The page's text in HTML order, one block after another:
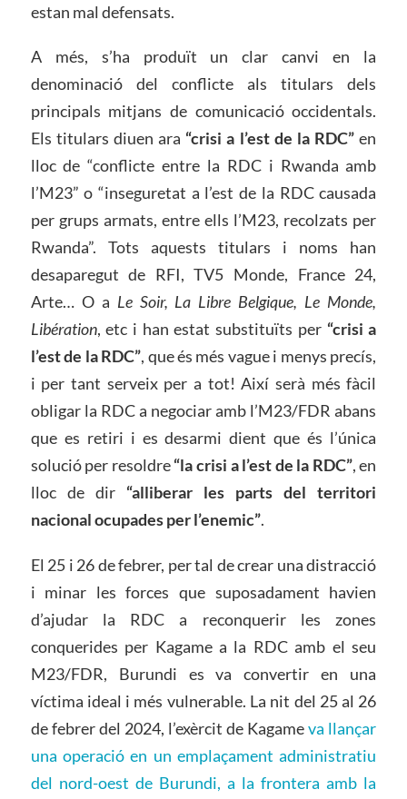
estan mal defensats.
A més, s’ha produït un clar canvi en la
denominació del conflicte als titulars dels
principals mitjans de comunicació occidentals.
Els titulars diuen ara “crisi a l’est de la RDC” en
lloc de “conflicte entre la RDC i Rwanda amb
l’M23” o “inseguretat a l’est de la RDC causada
per grups armats, entre ells l’M23, recolzats per
Rwanda”. Tots aquests titulars i noms han
desaparegut de RFI, TV5 Monde, France 24,
Arte… O a Le Soir, La Libre Belgique, Le Monde,
Libération, etc i han estat substituïts per “crisi a
l’est de la RDC”, que és més vague i menys precís,
i per tant serveix per a tot! Així serà més fàcil
obligar la RDC a negociar amb l’M23/FDR abans
que es retiri i es desarmi dient que és l’única
solució per resoldre“la crisi a l’est de la RDC”, en
lloc de dir “alliberar les parts del territori
nacional ocupades per l’enemic”.
El 25 i 26 de febrer, per tal de crear una distracció
i minar les forces que suposadament havien
d’ajudar la RDC a reconquerir les zones
conquerides per Kagame a la RDC amb el seu
M23/FDR, Burundi es va convertir en una
víctima ideal i més vulnerable. La nit del 25 al 26
de febrer del 2024, l’exèrcit de Kagameva llançar
una operació en un emplaçament administratiu
del nord-oest de Burundi, a la frontera amb la